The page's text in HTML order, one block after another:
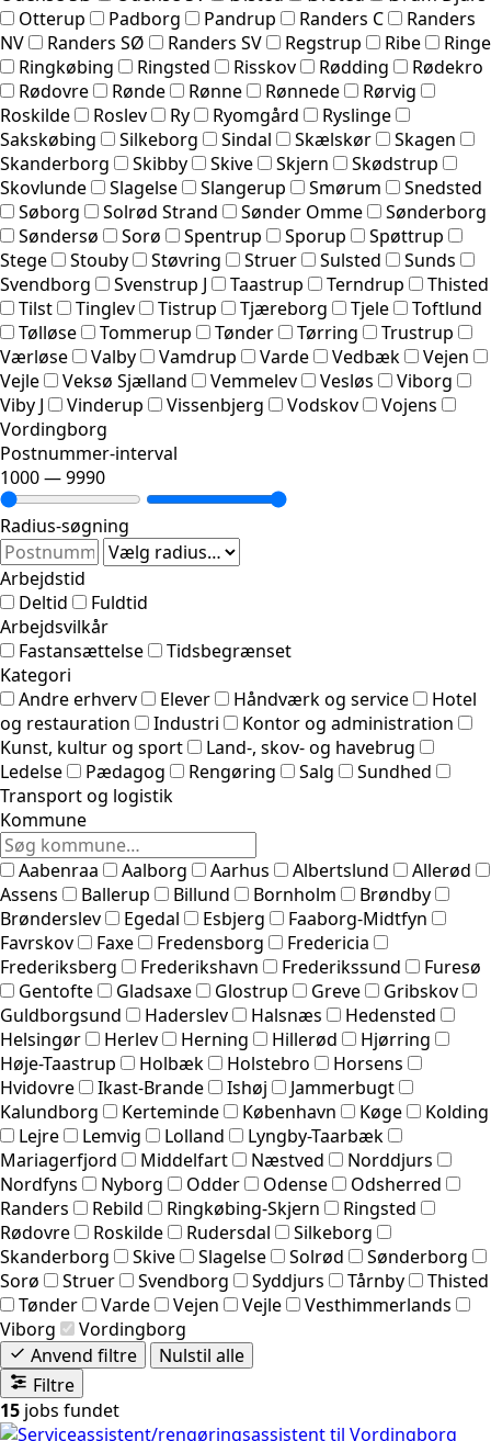
Otterup
Padborg Pandrup Randers C
Randers
NV
Randers SØ Randers SV Regstrup Ribe
Ringe
Ringkøbing
Ringsted Risskov Rødding
Rødekro
Rødovre
Rønde Rønne Rønnede
Rørvig
Roskilde
Roslev Ry Ryomgård
Ryslinge
Sakskøbing
Silkeborg Sindal Skælskør
Skagen
Skanderborg
Skibby Skive Skjern
Skødstrup
Skovlunde
Slagelse Slangerup Smørum
Snedsted
Søborg
Solrød Strand Sønder Omme
Sønderborg
Søndersø
Sorø Spentrup Sporup
Spøttrup
Stege
Stouby Støvring Struer Sulsted
Sunds
Svendborg
Svenstrup J Taastrup Terndrup
Thisted
Tilst
Tinglev Tistrup Tjæreborg Tjele
Toftlund
Tølløse
Tommerup Tønder Tørring
Trustrup
Værløse
Valby Vamdrup Varde Vedbæk
Vejen
Vejle
Veksø Sjælland Vemmelev Vesløs
Viborg
Viby J
Vinderup Vissenbjerg Vodskov
Vojens
Vordingborg
Postnummer-interval
1000—9990
Radius-søgning
Arbejdstid
Deltid
Fuldtid
Arbejdsvilkår
Fastansættelse
Tidsbegrænset
Kategori
Andre erhverv
Elever Håndværk og service
Hotel
og restauration
Industri
Kontor og administration
Kunst, kultur og sport
Land-, skov- og havebrug
Ledelse
Pædagog Rengøring Salg
Sundhed
Transport og logistik
Kommune
Aabenraa Aalborg Aarhus Albertslund
Allerød
Assens
Ballerup Billund Bornholm
Brøndby
Brønderslev
Egedal Esbjerg
Faaborg-Midtfyn
Favrskov
Faxe Fredensborg
Fredericia
Frederiksberg
Frederikshavn Frederikssund
Furesø
Gentofte
Gladsaxe Glostrup Greve
Gribskov
Guldborgsund
Haderslev Halsnæs
Hedensted
Helsingør
Herlev Herning Hillerød
Hjørring
Høje-Taastrup
Holbæk Holstebro
Horsens
Hvidovre
Ikast-Brande Ishøj
Jammerbugt
Kalundborg
Kerteminde København Køge
Kolding
Lejre
Lemvig Lolland
Lyngby-Taarbæk
Mariagerfjord
Middelfart Næstved
Norddjurs
Nordfyns
Nyborg Odder Odense
Odsherred
Randers
Rebild Ringkøbing-Skjern
Ringsted
Rødovre
Roskilde Rudersdal
Silkeborg
Skanderborg
Skive Slagelse Solrød
Sønderborg
Sorø
Struer Svendborg Syddjurs Tårnby
Thisted
Tønder
Varde Vejen Vejle
Vesthimmerlands
Viborg
Vordingborg
Anvend filtre
Nulstil alle
Filtre
15 jobs fundet